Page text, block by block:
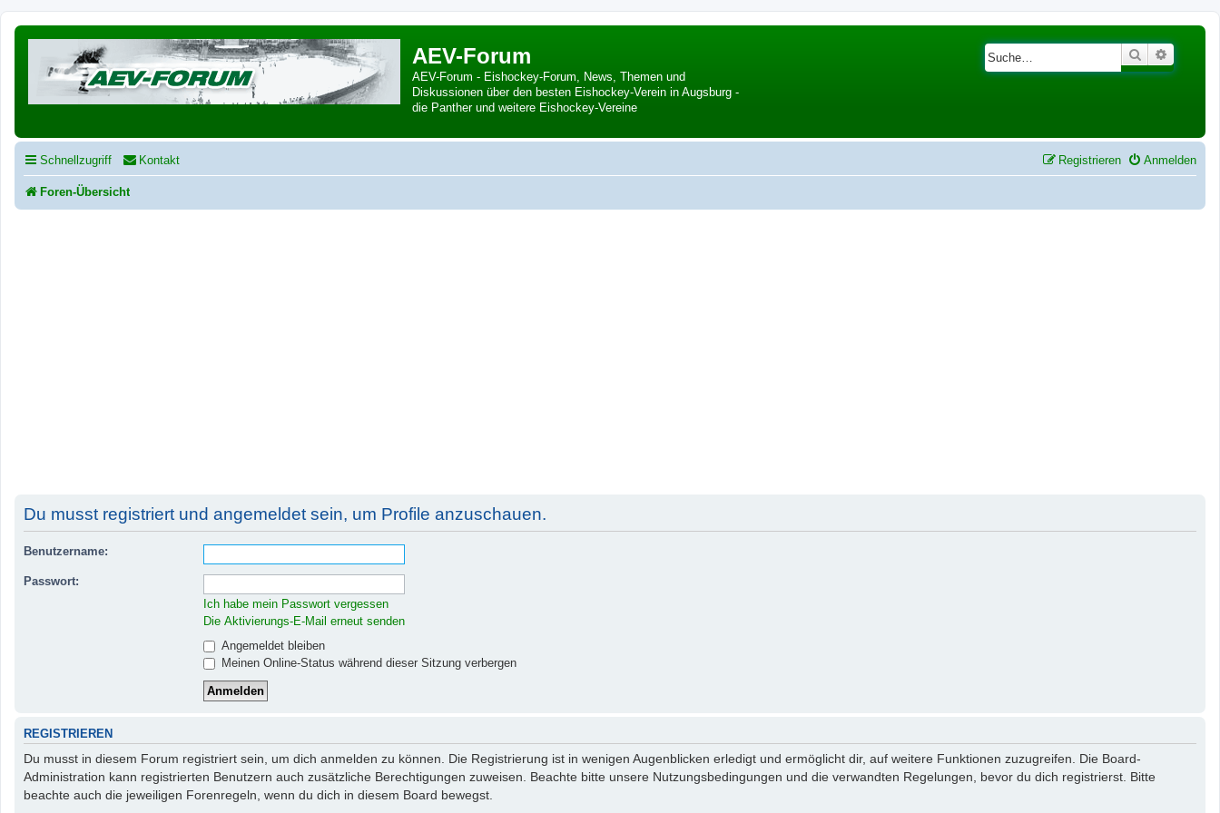
AEV-Forum
AEV-Forum - Eishockey-Forum, News, Themen und
Diskussionen über den besten Eishockey-Verein in Augsburg -
die Panther und weitere Eishockey-Vereine
Suche
Schnellzugriff Kontakt Anmelden
Registrieren
Foren-Übersicht
Du musst registriert und angemeldet sein, um Profile anzuschauen.
Benutzername:
Passwort:
Ich habe mein Passwort vergessen
Die Aktivierungs-E-Mail erneut senden
Angemeldet bleiben
Meinen Online-Status während dieser Sitzung verbergen
REGISTRIEREN
Du musst in diesem Forum registriert sein, um dich anmelden zu können. Die Registrierung ist in wenigen Augenblicken erledigt und ermöglicht dir, auf weitere Funktionen zuzugreifen. Die Board-
Administration kann registrierten Benutzern auch zusätzliche Berechtigungen zuweisen. Beachte bitte unsere Nutzungsbedingungen und die verwandten Regelungen, bevor du dich registrierst. Bitte
beachte auch die jeweiligen Forenregeln, wenn du dich in diesem Board bewegst.